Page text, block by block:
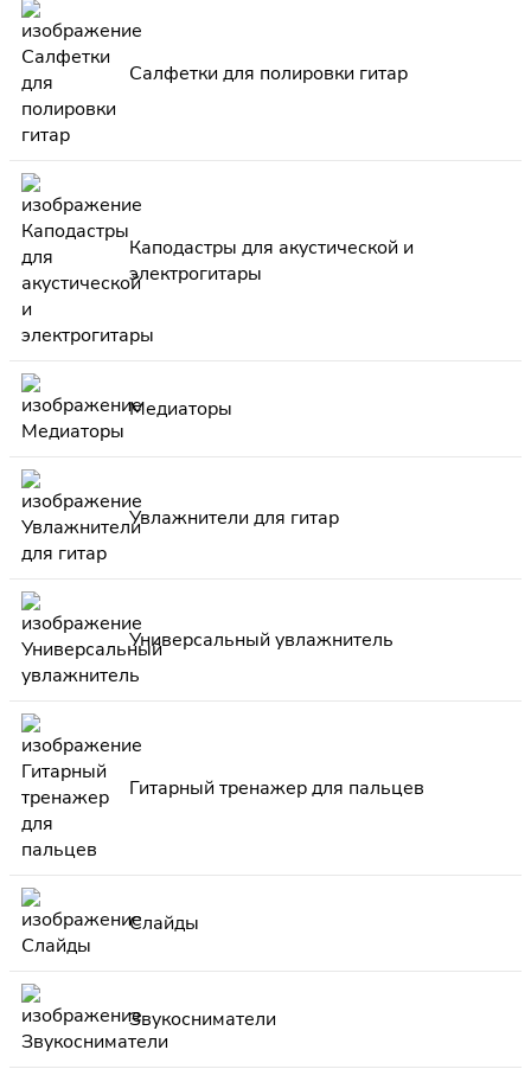
Салфетки для полировки гитар
Каподастры для акустической и
электрогитары
Медиаторы
Увлажнители для гитар
Универсальный увлажнитель
Гитарный тренажер для пальцев
Слайды
Звукосниматели